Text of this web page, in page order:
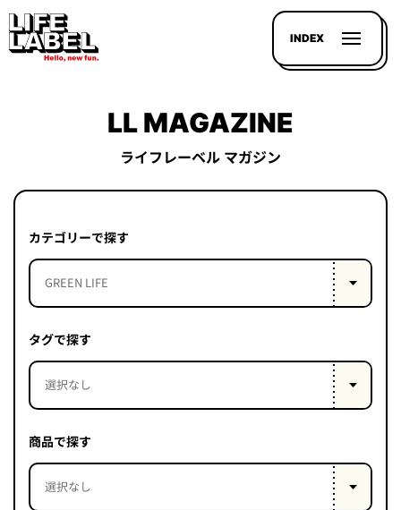
INDEX
UP
PROJECT
LIFE
LABEL
LL MAGAZINE
ライフレーベル マガジン
カテゴリーで探す
タグで探す
商品で探す